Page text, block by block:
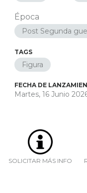
Época
Post Segunda
TAGS
Figura
FECHA DE
Martes, 16 Junio
SOLICITAR MÁS INFO